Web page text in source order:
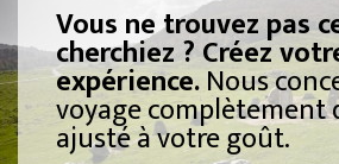
Vous ne trouvez pas
cherchiez ? Créez
expérience.Nous
voyage
ajusté à votre goût.